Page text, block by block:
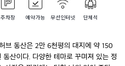
주차장 예약가능 무선인터넷 단체석
브 동산은 2만 6천평의 대지에 약 150
산이다. 다양한 테마로 꾸며져 있는 정